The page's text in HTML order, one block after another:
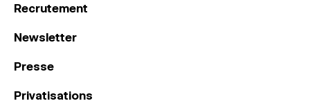
Recrutement
Newsletter
Presse
Privatisations